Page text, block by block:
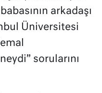
arkadaşı
Üniversitesi
sorularını